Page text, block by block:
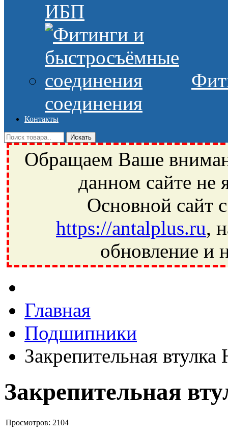
ИБП
соединения
Контакты
Обращаем Ваше
данном сайте не
Основной сайт
https://antalplus.ru,
обновление и
Ивантеевка, подшипники, пневматика, метизы, техника,
Главная
Подшипники
Закрепительная втулка
Закрепительная
Просмотров: 2104